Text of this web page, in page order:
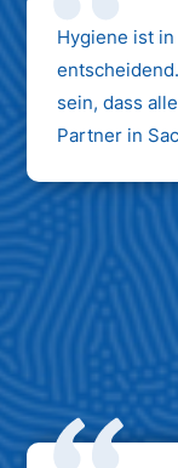
Hygiene ist
sein, dass
Partner in